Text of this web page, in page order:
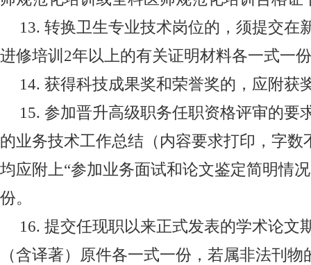
13. 转换卫生专业技术岗位的，须提交在
进修培训 2年以上的有关证明材料各一式一
14. 获得科技成果奖和荣誉奖的，应附获
15. 参加晋升高级职务任职资格评审的要
的业务技术工作总结（内容要求打印，字数
均应附上“参加业务面试和论文鉴定简明情
份。
16. 提交任现职以来正式发表的学术论文
（含译著）原件各一式一份，若属非法刊